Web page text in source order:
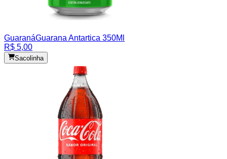
GuaranáGuarana Antartica 350Ml
R$ 5,00
Sacolinha